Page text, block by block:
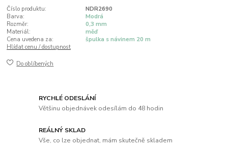
Číslo produktu:
NDR2690
Barva:
Modrá
Rozměr:
0,3 mm
Materiál:
měď
Cena uvedena za:
špulka s návinem 20 m
Hlídat cenu / dostupnost
Do oblíbených
RYCHLÉ ODESLÁNÍ
Většinu objednávek odesílám do 48 hodin
REÁLNÝ SKLAD
Vše, co lze objednat, mám skutečně skladem